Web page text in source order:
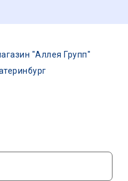
"Аллея Групп"